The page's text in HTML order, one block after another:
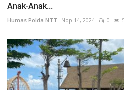
Anak-Anak...
Humas Polda NTT Nop 14, 2024 0